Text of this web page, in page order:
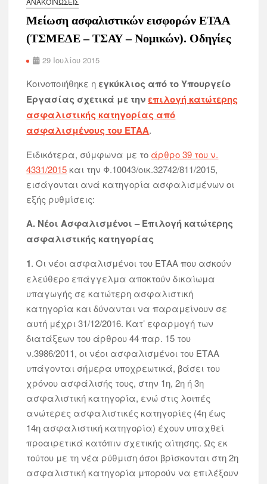
Μείωση ασφαλιστικών εισφορών ΕΤΑΑ
(ΤΣΜΕΔΕ – ΤΣΑΥ – Νομικών). Οδηγίες
29 Ιουλίου 2015
Κοινοποιήθηκε η εγκύκλιος από το Υπουργείο
Εργασίας σχετικά με την επιλογή κατώτερης
ασφαλιστικής κατηγορίας από
ασφαλισμένους του ΕΤΑΑ.
Ειδικότερα, σύμφωνα με το άρθρο 39 του ν.
4331/2015 και την Φ.10043/οικ.32742/811/2015,
εισάγονται ανά κατηγορία ασφαλισμένων οι
εξής ρυθμίσεις:
Α. Νέοι Ασφαλισμένοι – Επιλογή κατώτερης
ασφαλιστικής κατηγορίας
1. Οι νέοι ασφαλισμένοι του ΕΤΑΑ που ασκούν
ελεύθερο επάγγελμα αποκτούν δικαίωμα
υπαγωγής σε κατώτερη ασφαλιστική
κατηγορία και δύνανται να παραμείνουν σε
αυτή μέχρι 31/12/2016. Κατ’ εφαρμογή των
διατάξεων του άρθρου 44 παρ. 15 του
ν.3986/2011, οι νέοι ασφαλισμένοι του ΕΤΑΑ
υπάγονται σήμερα υποχρεωτικά, βάσει του
χρόνου ασφάλισής τους, στην 1η, 2η ή 3η
ασφαλιστική κατηγορία, ενώ στις λοιπές
ανώτερες ασφαλιστικές κατηγορίες (4η έως
14η ασφαλιστική κατηγορία) έχουν υπαχθεί
προαιρετικά κατόπιν σχετικής αίτησης. Ως εκ
τούτου με τη νέα ρύθμιση όσοι βρίσκονται στη 2η
ασφαλιστική κατηγορία μπορούν να επιλέξουν